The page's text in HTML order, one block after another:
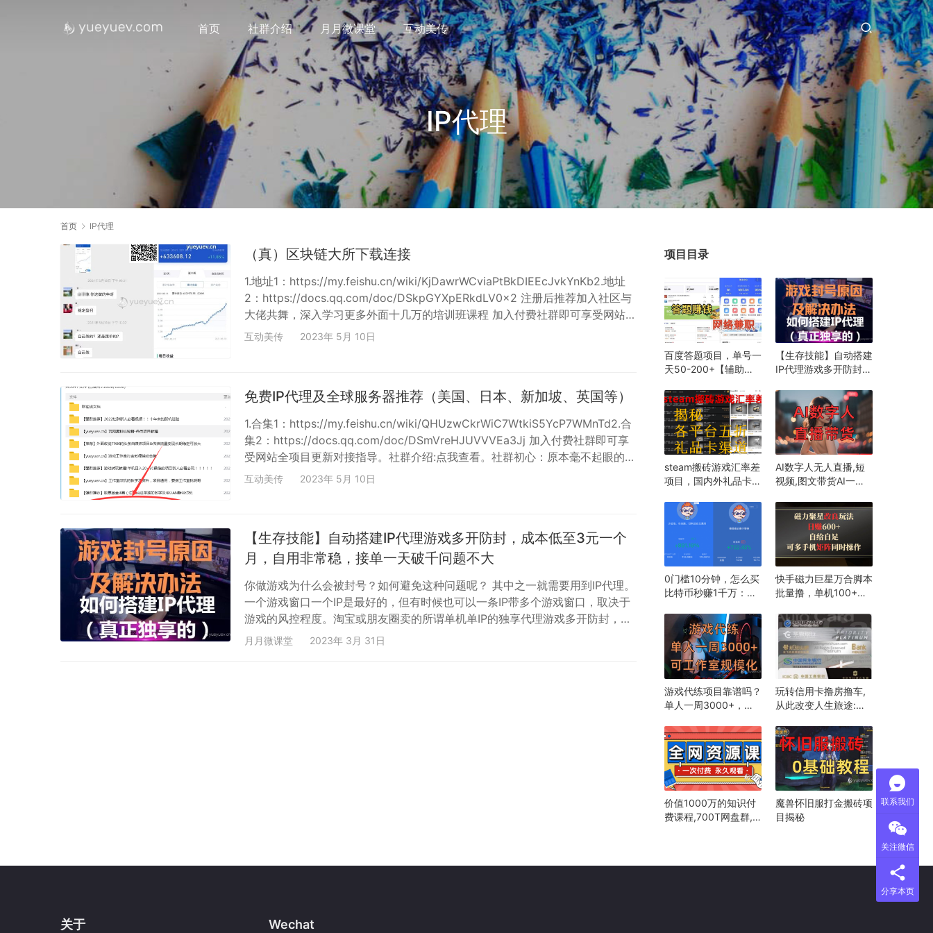
首页 社群介绍 月月微课堂 互动美传
IP代理
首页 IP代理
（真）区块链大所下载连接
1.地址1：https://my.feishu.cn/wiki/KjDawrWCviaPtBkDIEEcJvkYnKb2.地址
2：https://docs.qq.com/doc/DSkpGYXpERkdLV0x2 注册后推荐加入社区与
大佬共舞，深入学习更多外面十几万的培训班课程 加入付费社群即可享受网站全
项目更新对接指导。社群介绍:点我查看。社群初心：原本毫不起眼的我的人生，
互动美传 2023年 5月 10日
免费IP代理及全球服务器推荐（美国、日本、新加坡、英国等）
1.合集1：https://my.feishu.cn/wiki/QHUzwCkrWiC7WtkiS5YcP7WMnTd2.合
集2：https://docs.qq.com/doc/DSmVreHJUVVVEa3Jj 加入付费社群即可享
受网站全项目更新对接指导。社群介绍:点我查看。社群初心：原本毫不起眼的我
的人生，因为遇见社群而改变了， 期盼所有人都能同样产生变化而获得成功。售
互动美传 2023年 5月 10日
【生存技能】自动搭建IP代理游戏多开防封，成本低至3元一个
月，自用非常稳，接单一天破千问题不大
你做游戏为什么会被封号？如何避免这种问题呢？ 其中之一就需要用到IP代理。
一个游戏窗口一个IP是最好的，但有时候也可以一条IP带多个游戏窗口，取决于
游戏的风控程度。淘宝或朋友圈卖的所谓单机单IP的独享代理游戏多开防封，贵
点就算了，实际上都是和别人共用。根本起不到游戏防封的效果，甚至还越用越
月月微课堂 2023年 3月 31日
项目目录
百度答题项目，单号一
天50-200+【辅助详
【生存技能】自动搭建
IP代理游戏多开防封，
自用非常稳，接单一天
破千问题不大
steam搬砖游戏汇率差
项目，国内外礼品卡五
yueyuewan8
AI数字人无人直播,短
视频,图文带货AI一键
日收入破千
0门槛10分钟，怎么买
比特币秒赚1千万：是
快手磁力巨星万合脚本
批量撸，单机100+，
游戏代练项目靠谱吗？
单人一周3000+，可
玩转信用卡撸房撸车,
从此改变人生旅途:美
价值1000万的知识付
费课程,700T网盘群,
魔兽怀旧服打金搬砖项
目揭秘
关于 Wechat
联系我们
关注微信
分享本页